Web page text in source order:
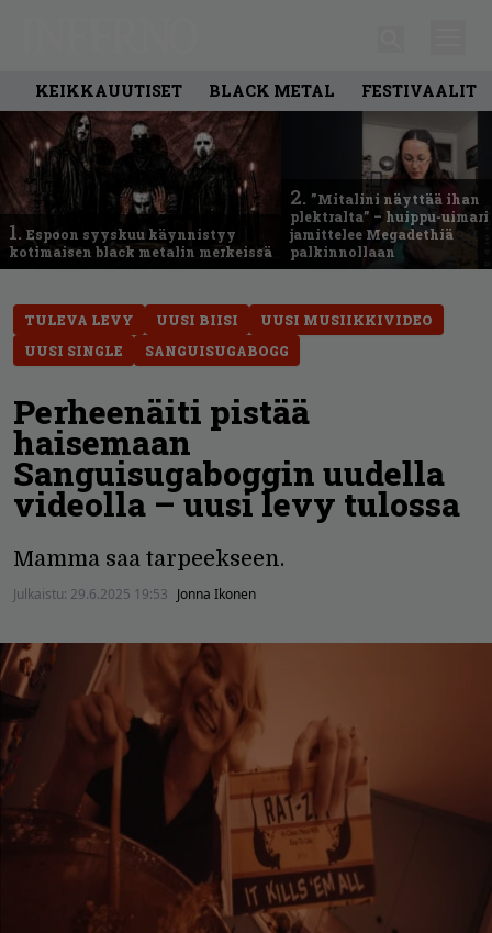
KEIKKAUUTISET BLACK METAL FESTIVAALIT
1. Espoon syyskuu käynnistyy
kotimaisen black metalin merkeissä
2. ”Mitalini näyttää ihan
plektralta” – huippu-uimari
jamittelee Megadethiä
palkinnollaan
TULEVA LEVY UUSI BIISI
UUSI MUSIIKKIVIDEO
UUSI SINGLE
SANGUISUGABOGG
Perheenäiti pistää
haisemaan
Sanguisugaboggin uudella
videolla – uusi levy tulossa
Mamma saa tarpeekseen.
Julkaistu: 29.6.2025 19:53 Jonna Ikonen